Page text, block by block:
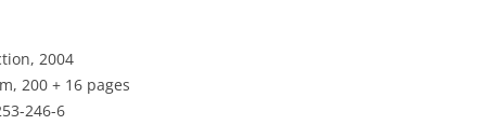
2004
200 + 16 pages
246-6